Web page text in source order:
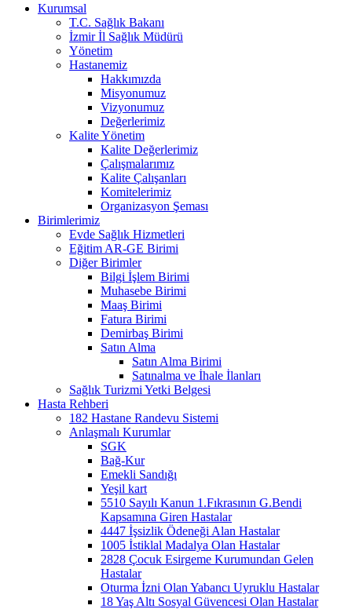
Kurumsal
T.C. Sağlık Bakanı
İzmir İl Sağlık Müdürü
Yönetim
Hastanemiz
Hakkımızda
Misyonumuz
Vizyonumuz
Değerlerimiz
Kalite Yönetim
Kalite Değerlerimiz
Çalışmalarımız
Kalite Çalışanları
Komitelerimiz
Organizasyon Şeması
Birimlerimiz
Evde Sağlık Hizmetleri
Eğitim AR-GE Birimi
Diğer Birimler
Bilgi İşlem Birimi
Muhasebe Birimi
Maaş Birimi
Fatura Birimi
Demirbaş Birimi
Satın Alma
Satın Alma Birimi
Satınalma ve İhale İlanları
Sağlık Turizmi Yetki Belgesi
Hasta Rehberi
182 Hastane Randevu Sistemi
Anlaşmalı Kurumlar
SGK
Bağ-Kur
Emekli Sandığı
Yeşil kart
5510 Sayılı Kanun 1.Fıkrasının G.Bendi
Kapsamına Giren Hastalar
4447 İşsizlik Ödeneği Alan Hastalar
1005 İstiklal Madalya Olan Hastalar
2828 Çocuk Esirgeme Kurumundan Gelen
Hastalar
Oturma İzni Olan Yabancı Uyruklu Hastalar
18 Yaş Altı Sosyal Güvencesi Olan Hastalar